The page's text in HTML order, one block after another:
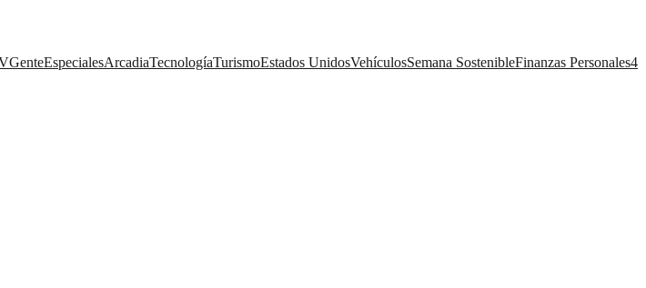
GenteEspecialesArcadiaTecnologíaTurismoEstados UnidosVehículosSemana SostenibleFinanzas Personales4